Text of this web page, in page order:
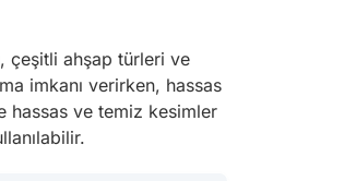
çeşitli ahşap türleri ve
imkanı verirken, hassas
hassas ve temiz kesimler